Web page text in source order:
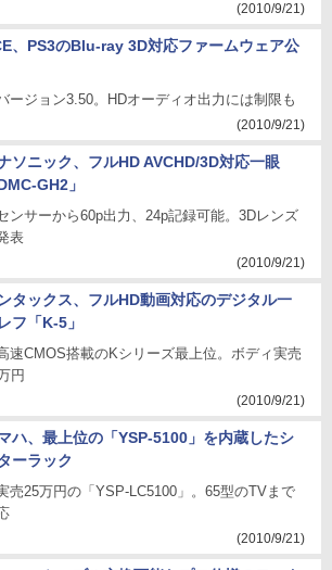
(2010/9/21)
、PS3のBlu-ray 3D対応ファームウェア公
ージョン3.50。HDオーディオ出力には制限も
(2010/9/21)
ソニック、フルHD AVCHD/3D対応一眼
DMC-GH2」
ンサーから60p出力、24p記録可能。3Dレンズ
表
(2010/9/21)
タックス、フルHD動画対応のデジタル一
フ「K-5」
速CMOS搭載のKシリーズ最上位。ボディ実売
円
(2010/9/21)
ハ、最上位の「YSP-5100」を内蔵したシ
ーラック
売25万円の「YSP-LC5100」。65型のTVまで
(2010/9/21)